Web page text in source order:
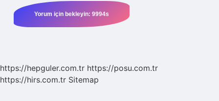
https://hepguler.com.tr https://posu.com.tr
https://hirs.com.tr Sitemap